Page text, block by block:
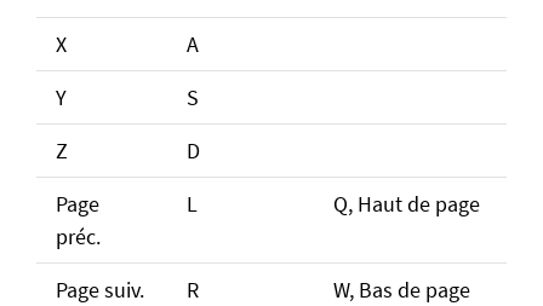
X
A
Y
S
Z
D
Page
préc.
L Q, Haut de page
Page suiv. R W, Bas de page